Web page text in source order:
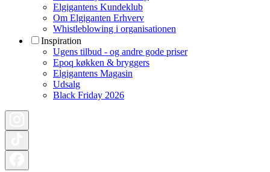
Elgigantens Kundeklub
Om Elgiganten Erhverv
Whistleblowing i organisationen
Inspiration
Ugens tilbud - og andre gode priser
Epoq køkken & bryggers
Elgigantens Magasin
Udsalg
Black Friday 2026